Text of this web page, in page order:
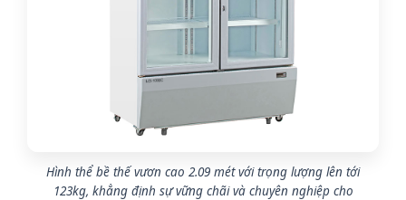
Hình thể bề thế vươn cao 2.09 mét với trọng lượng lên tới
123kg, khẳng định sự vững chãi và chuyên nghiệp cho